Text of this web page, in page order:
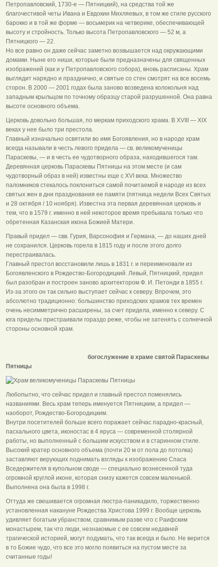
Петропавловский, 1730-е — Пятницкий), на средства той же
благочестивой четы Ивана и Евдокии Михляевых, в том же стиле русского
барокко и в той же форме — восьмерик на четверике, обеспечивающей
высоту и стройность. Только высота Петропавловского — 52 м, а
Пятницкого — 22.
Но все равно он даже сейчас заметно возвышается над окружающими
домами. Ныне его ниши, которые были предназначены для священных
изображений (как и у Петропавловского собора), вновь расписаны. Храм
выглядит нарядно и празднично, и святые со стен смотрят на все восемь
сторон. В 2000 — 2001 годах была заново возведена колокольня над
западным крыльцом по точному образцу старой разрушенной. Она равна
высоте основного объема.
Церковь довольно большая, по меркам приходского храма. В XVIII — XIX
веках у нее было три престола.
Главный изначально освятили во имя Богоявления, но в народе храм
всегда называли в честь левого придела — св. великомученицы
Параскевы, — и в честь ее чудотворного образа, находившегося там.
Деревянная церковь Параскевы Пятницы на этом месте (и сам
чудотворный образ в ней) известны еще с XVI века. Множество
паломников стекалось поклониться самой почитаемой в народе из всех
святых жен в дни празднования ее памяти (пятница недели Всех Святых
и 28 октября / 10 ноября). Известна эта первая деревянная церковь и
тем, что в 1579 г. именно в ней некоторое время пребывала только что
обретенная Казанская икона Божией Матери.
Правый придел — свв. Гурия, Варсонофия и Германа, — до наших дней
не сохранился. Церковь горела в 1815 году и после этого долго
перестраивалась.
Главный престол восстановили лишь в 1831 г. и переименовали из
Богоявленского в Рождество-Богородицкий. Левый, Пятницкий, придел
был разобран и построен заново архитектором Ф. И. Петонди в 1855 г.
Из-за этого он так сильно выступает сейчас к северу. Впрочем, это
абсолютно традиционно: большинство приходских храмов тех времен
очень несимметрично расширены, за счет придела, именно к северу. С
юга приделы пристраивали гораздо реже, чтобы не затенять с солнечной
стороны основной храм.
богослужение в храме святой Параскевы
Пятницы
Любопытно, что сейчас придел и главный престол поменялись
названиями. Весь храм теперь именуется Пятницким, а придел —
наоборот, Рождество-Богородицким.
Внутри посетителей больше всего поражает сейчас парадно-красный,
пасхального цвета, иконостас в 4 яруса — современной столярной
работы, но выполненный с большим искусством и в старинном стиле.
Высокий кратер основного объема (почти 20 м от пола до потолка)
заставляют верующих поднимать взгляды к изображению Спаса
Вседержителя в купольном своде — специально вознесенной туда
огромной круглой иконе, которая снизу кажется совсем маленькой.
Выполнена она была в 1998 г.
Оттуда же свешивается огромная люстра-паникадило, торжественно
установленная накануне Рождества Христова 1999 г. Вообще церковь
удивляет богатым убранством, сравнимым разве что с Раифским
монастырем, так что люди, незнакомые с ее совсем недавней
трагической историей, могут подумать, что так всегда и было. Не верится
в то Божие чудо, что все это могло появиться на пустом месте за
считанные годы!